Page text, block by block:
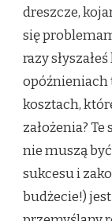
dreszcze,
się
razy
opóźnieniach
kosztach,
założenia?
nie muszą
sukcesu i
budżecie!)